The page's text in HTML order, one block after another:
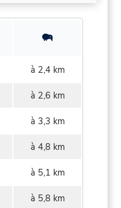
à 2,4 km
à 2,6 km
à 3,3 km
à 4,8 km
à 5,1 km
à 5,8 km